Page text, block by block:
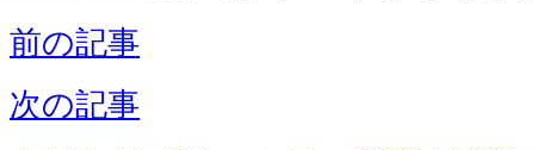
前の記事
次の記事